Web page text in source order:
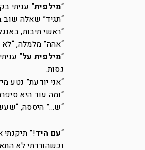
“מילפית” עניתי
“תגיד” שאלה
“ראשי תיבות,
“אהה” מלמלה, “לא
“מילפית על”
גסות.
“אני יודעת” נטע
“ומה עוד היא
“ש…” היססה,
“עם היד!” תיקנתי
וכשהורדתי לא